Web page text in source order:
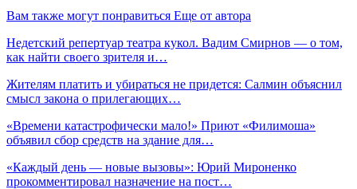
Вам также могут понравиться Еще от автора
Недетский репертуар театра кукол. Вадим Смирнов — о том,
как найти своего зрителя и…
Жителям платить и убираться не придется: Салмин объяснил
смысл закона о прилегающих…
«Времени катастрофически мало!» Приют «Филимоша»
объявил сбор средств на здание для…
«Каждый день — новые вызовы»: Юрий Мироненко
прокомментировал назначение на пост…